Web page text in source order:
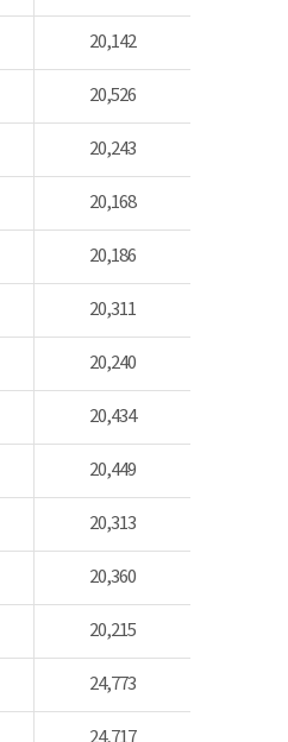
20,142
20,526
20,243
20,168
20,186
20,311
20,240
20,434
20,449
20,313
20,360
20,215
24,773
24,717